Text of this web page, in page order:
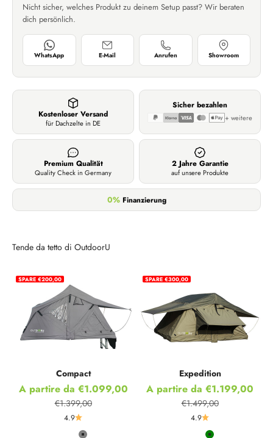
Nicht sicher, welches Produkt zu deinem Setup passt? Wir beraten
dich persönlich.
WhatsApp E-Mail Anrufen Showroom
Kostenloser Versand
für Dachzelte in DE
Sicher bezahlen
+ weitere
Premium Qualität
Quality Check in Germany
2 Jahre Garantie
auf unsere Produkte
0%Finanzierung
Tende da tetto di OutdoorU
SPARE €200,00
Compact
Prezzo scontato
A partire da €1.099,00
Prezzo
€1.399,00
4.9
SPARE €300,00
Expedition
Prezzo scontato
A partire da €1.199,00
Prezzo
€1.499,00
4.9